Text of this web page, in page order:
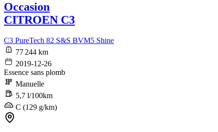
Occasion
CITROEN C3
C3 PureTech 82 S&S BVM5 Shine
77 244 km
2019-12-26
Essence sans plomb
Manuelle
5,7 l/100km
C (129 g/km)